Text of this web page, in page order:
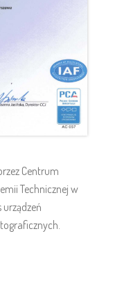
Centrum
Technicznej w
urządzeń